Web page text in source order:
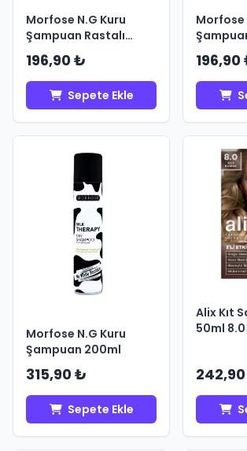
Morfose N.G Kuru
Şampuan Rastalı
Saçlar için 200ml
196,90 ₺
Sepete Ekle
Morfose
Hacim
196,90
Morfose N.G Kuru
Şampuan 200ml
315,90 ₺
Sepete Ekle
Alix Kıt
50ml 8.0